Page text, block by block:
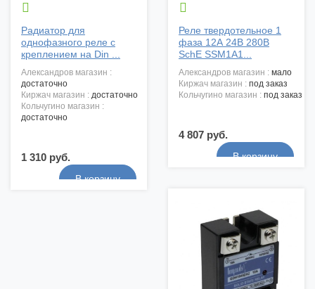

Радиатор для
однофазного реле с
креплением на Din ...
александров магазин :
достаточно
киржач магазин : достаточно
кольчугино магазин :
достаточно
1 310 руб.

Реле твердотельное 1
фаза 12А 24В 280В
SchE SSM1A1...
александров магазин : мало
киржач магазин : под заказ
кольчугино магазин : под заказ
4 807 руб.